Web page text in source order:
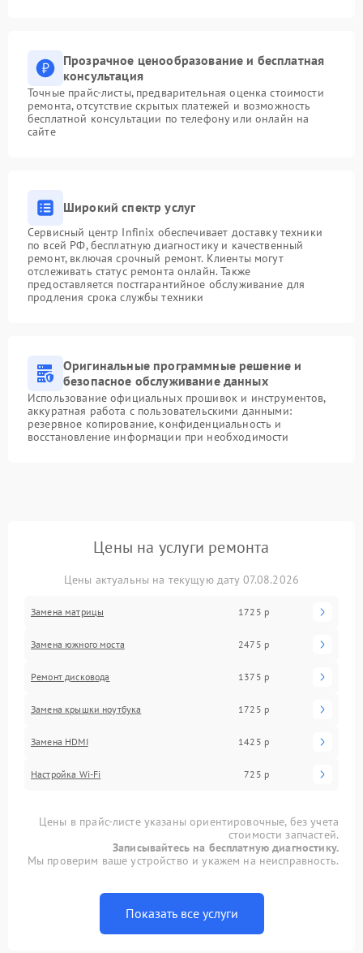
Прозрачное ценообразование и бесплатная
консультация
Точные прайс-листы, предварительная оценка стоимости
ремонта, отсутствие скрытых платежей и возможность
бесплатной консультации по телефону или онлайн на
сайте
Широкий спектр услуг
Сервисный центр Infinix обеспечивает доставку техники
по всей РФ, бесплатную диагностику и качественный
ремонт, включая срочный ремонт. Клиенты могут
отслеживать статус ремонта онлайн. Также
предоставляется постгарантийное обслуживание для
продления срока службы техники
Оригинальные программные решение и
безопасное обслуживание данных
Использование официальных прошивок и инструментов,
аккуратная работа с пользовательскими данными:
резервное копирование, конфиденциальность и
восстановление информации при необходимости
Цены на услуги ремонта
Цены актуальны на текущую дату 07.08.2026
Замена матрицы 1725 р
Замена южного моста 2475 р
Ремонт дисковода 1375 р
Замена крышки ноутбука 1725 р
Замена HDMI 1425 р
Настройка Wi-Fi 725 р
Цены в прайс-листе указаны ориентировочные, без учета
стоимости запчастей.
Записывайтесь на бесплатную диагностику.
Мы проверим ваше устройство и укажем на неисправность.
Показать все услуги